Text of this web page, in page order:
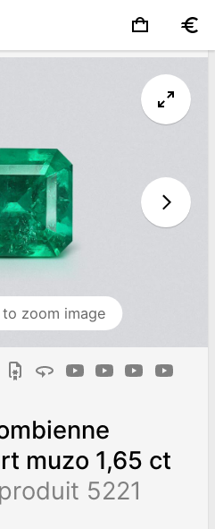
zoom image
muzo 1,65 ct
5221